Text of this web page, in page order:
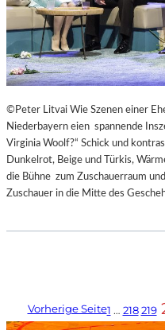
©Peter Litvai Wie Szenen einer
Niederbayern eien spannende
Virginia Woolf?“ Schick und
Dunkelrot, Beige und Türkis,
die Bühne zum Zuschauerraum
Zuschauer in die Mitte des
Vorherige Seite1 … 218 219